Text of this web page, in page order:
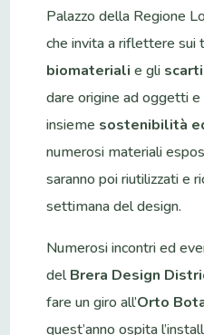
Palazzo della Regione
che invita a riflettere sui
biomateriali e gli
dare origine ad oggetti
insieme sostenibilità
numerosi materiali
saranno poi riutilizzati e
settimana del design.
Numerosi incontri ed
delBrera Design
fare un giro all’Orto
quest’anno ospita